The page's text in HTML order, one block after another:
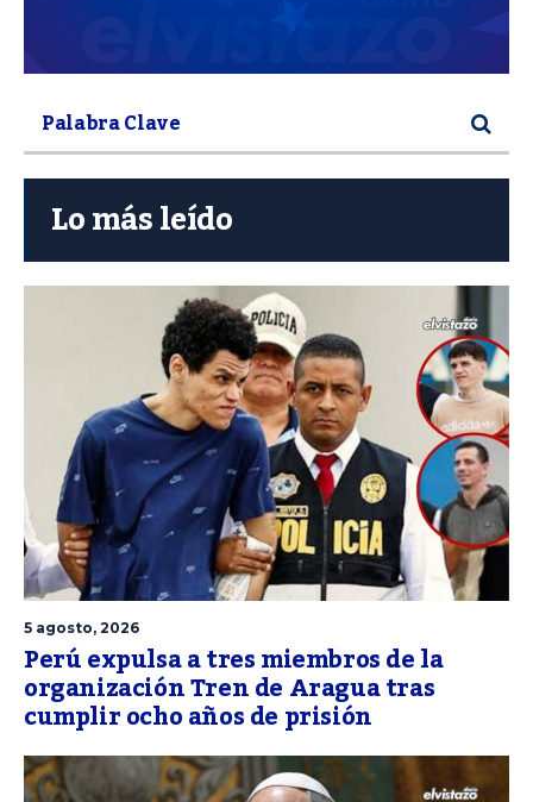
Lo más leído
5 agosto, 2026
Perú expulsa a tres miembros de la
organización Tren de Aragua tras
cumplir ocho años de prisión